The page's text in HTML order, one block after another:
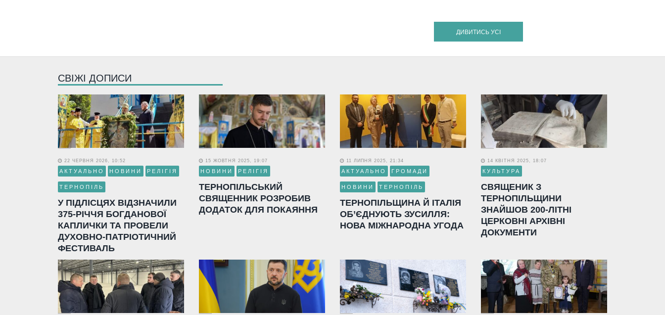
ДИВИТИСЬ УСІ
СВІЖІ ДОПИСИ
22 ЧЕРВНЯ 2026, 10:52
АКТУАЛЬНО НОВИНИ РЕЛІГІЯ
ТЕРНОПІЛЬ
У ПІДЛІСЦЯХ ВІДЗНАЧИЛИ
375-РІЧЧЯ БОГДАНОВОЇ
КАПЛИЧКИ ТА ПРОВЕЛИ
ДУХОВНО-ПАТРІОТИЧНИЙ
ФЕСТИВАЛЬ
15 ЖОВТНЯ 2025, 19:07
НОВИНИ РЕЛІГІЯ
ТЕРНОПІЛЬСЬКИЙ
СВЯЩЕННИК РОЗРОБИВ
ДОДАТОК ДЛЯ ПОКАЯННЯ
11 ЛИПНЯ 2025, 21:34
АКТУАЛЬНО ГРОМАДИ
НОВИНИ ТЕРНОПІЛЬ
ТЕРНОПІЛЬЩИНА Й ІТАЛІЯ
ОБ’ЄДНУЮТЬ ЗУСИЛЛЯ:
НОВА МІЖНАРОДНА УГОДА
14 КВІТНЯ 2025, 18:07
КУЛЬТУРА
СВЯЩЕНИК З
ТЕРНОПІЛЬЩИНИ
ЗНАЙШОВ 200-ЛІТНІ
ЦЕРКОВНІ АРХІВНІ
ДОКУМЕНТИ